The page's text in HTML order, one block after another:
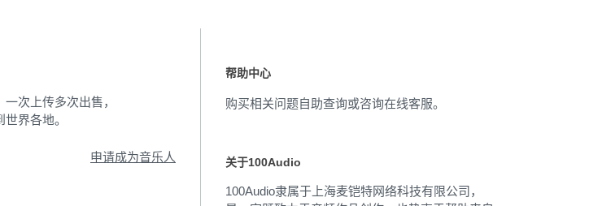
次上传多次出售，
界各地。
申请成为音乐人
帮助中心
购买相关问题自助查询或咨询在线客服。
关于100Audio
100Audio隶属于上海麦铠特网络科技有限公司，